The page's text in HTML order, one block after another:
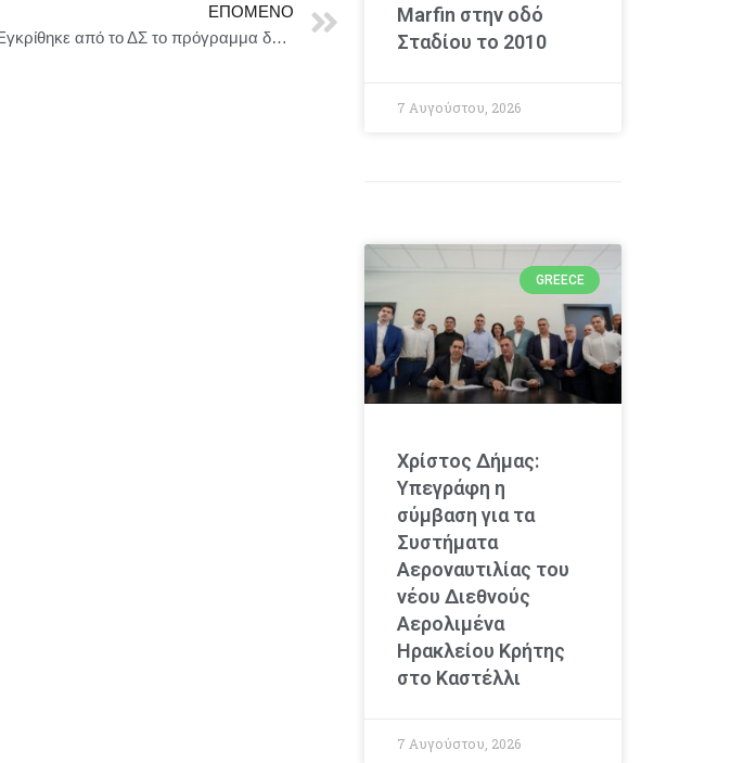
ΕΠΌΜΕΝΟ
Δήμος Ιωαννιτών: Εγκρίθηκε από το ΔΣ το πρόγραμμα δράσεων τουριστικής προβολής για το 2025
Marfin στην οδό
Σταδίου το 2010
7 Αυγούστου, 2026
GREECE
Χρίστος Δήμας:
Υπεγράφη η
σύμβαση για τα
Συστήματα
Αεροναυτιλίας του
νέου Διεθνούς
Αερολιμένα
Ηρακλείου Κρήτης
στο Καστέλλι
7 Αυγούστου, 2026